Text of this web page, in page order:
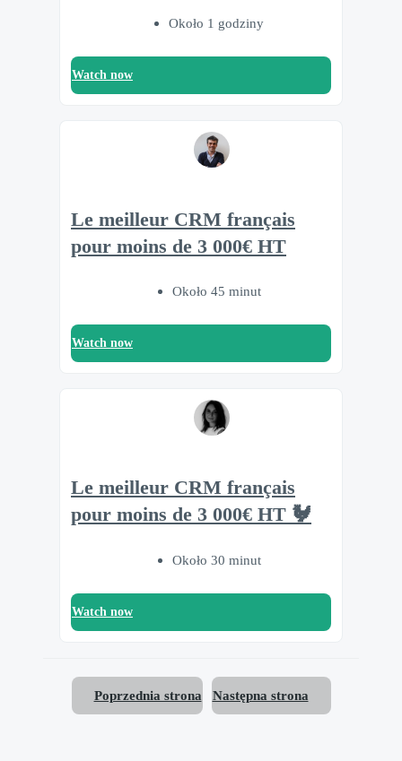
Około 1 godziny
Watch now
Le meilleur CRM français
pour moins de 3 000€ HT
Około 45 minut
Watch now
Le meilleur CRM français
pour moins de 3 000€ HT 🐓
Około 30 minut
Watch now
Poprzednia strona Następna strona